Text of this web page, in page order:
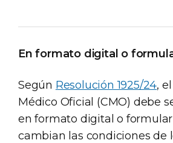
En formato digital o
Según Resolución 1925/24,
Médico Oficial (CMO) debe
en formato digital o
cambian las condiciones de